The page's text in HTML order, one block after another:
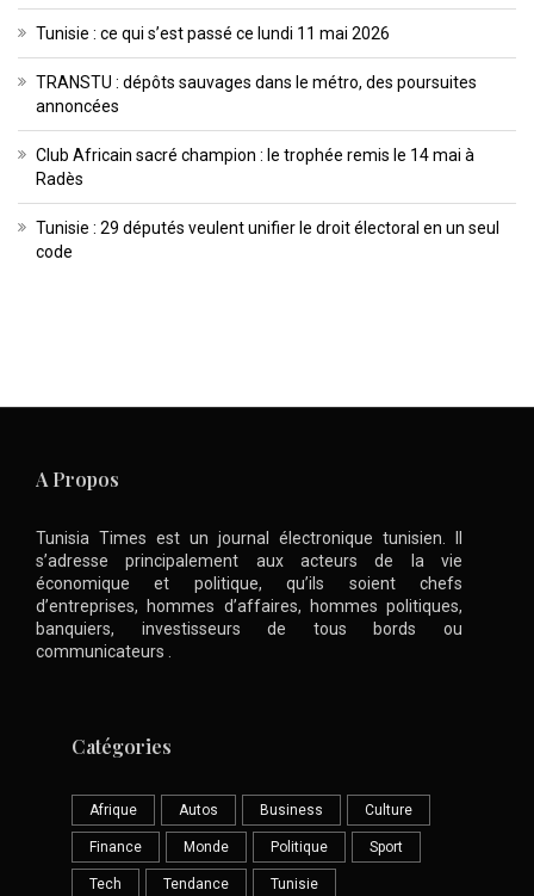
Tunisie : ce qui s’est passé ce lundi 11 mai 2026
TRANSTU : dépôts sauvages dans le métro, des poursuites
annoncées
Club Africain sacré champion : le trophée remis le 14 mai à
Radès
Tunisie : 29 députés veulent unifier le droit électoral en un seul
code
A Propos
Tunisia Times est un journal électronique tunisien. Il
s’adresse principalement aux acteurs de la vie
économique et politique, qu’ils soient chefs
d’entreprises, hommes d’affaires, hommes politiques,
banquiers, investisseurs de tous bords ou
communicateurs .
Catégories
Afrique Autos Business Culture
Finance Monde Politique Sport
Tech Tendance Tunisie